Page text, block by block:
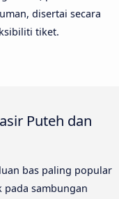
disertai secara
tiket.
Puteh dan
bas paling popular
pada sambungan